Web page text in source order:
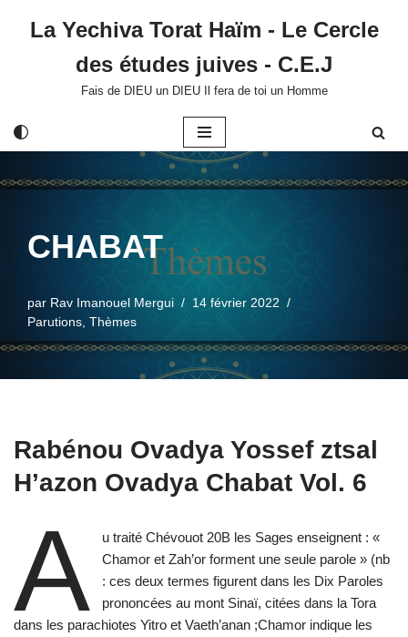
La Yechiva Torat Haïm - Le Cercle
des études juives - C.E.J
Fais de DIEU un DIEU Il fera de toi un Homme
CHABAT
par Rav Imanouel Mergui
14 février 2022
Parutions Thèmes
Rabénou Ovadya Yossef ztsal
H’azon Ovadya Chabat Vol. 6
A
u traité Chévouot 20B les Sages enseignent : «
Chamor et Zah’or forment une seule parole » (nb
: ces deux termes figurent dans les Dix Paroles
prononcées au mont Sinaï, citées dans la Tora
dans les parachiotes Yitro et Vaeth’anan ;Chamor indique les